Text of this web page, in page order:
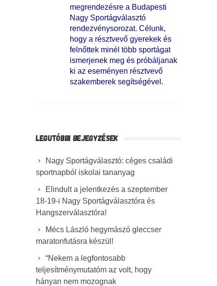
megrendezésre a Budapesti
Nagy Sportágválasztó
rendezvénysorozat. Célunk,
hogy a résztvevő gyerekek és
felnőttek minél több sportágat
ismerjenek meg és próbáljanak
ki az eseményen résztvevő
szakemberek segítségével.
LEGUTÓBBI BEJEGYZÉSEK
Nagy Sportágválasztó: céges családi
sportnapból iskolai tananyag
Elindult a jelentkezés a szeptember
18-19-i Nagy Sportágválasztóra és
Hangszerválasztóra!
Mécs László hegymászó gleccser
maratonfutásra készül!
“Nekem a legfontosabb
teljesítménymutatóm az volt, hogy
hányan nem mozognak